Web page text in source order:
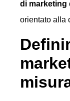
di marketing
orientato alla